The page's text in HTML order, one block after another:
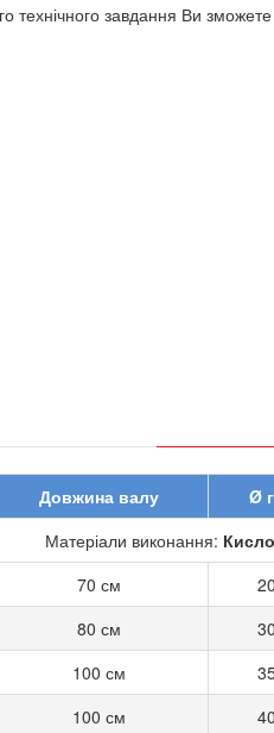
технічного завдання Ви
Довжина валу Ø
Матеріали виконання:
70 см
80 см
100 см
100 см